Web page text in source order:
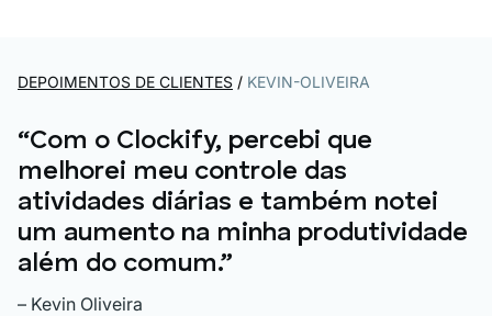
DEPOIMENTOS DE CLIENTES / KEVIN-OLIVEIRA
“Com o Clockify, percebi que
melhorei meu controle das
atividades diárias e também notei
um aumento na minha produtividade
além do comum.”
– Kevin Oliveira